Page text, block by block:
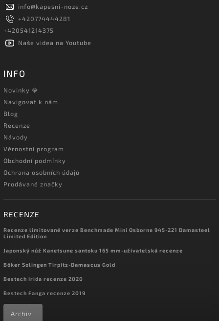
info@kapesni-noze.cz
+420774444281
+420541214375
Naše videa na Youtube
INFO
Novinky 💎
Navigovat k nám
Blog
Recenze
Návody
Věrnostní program
Obchodní podmínky
Ochrana osobních údajů
Prodávané značky
RECENZE
Recenze limitované verze Benchmade Mini Osborne 945-221 Damasteel
Limited Edition
Japonský nůž Kanetsune santoku 165 mm-uživatelská recenze
Böker Solingen Tirpitz-Damascus Gold
Bestech Irida recenze 2020
Bestech Fanga recenze 2019
Archiv